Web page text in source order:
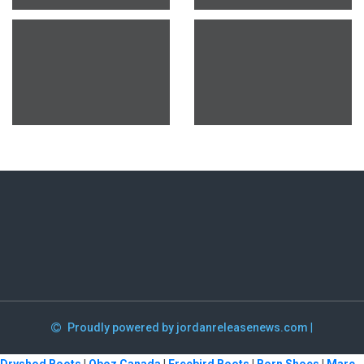
Proudly powered by jordanreleasenews.com